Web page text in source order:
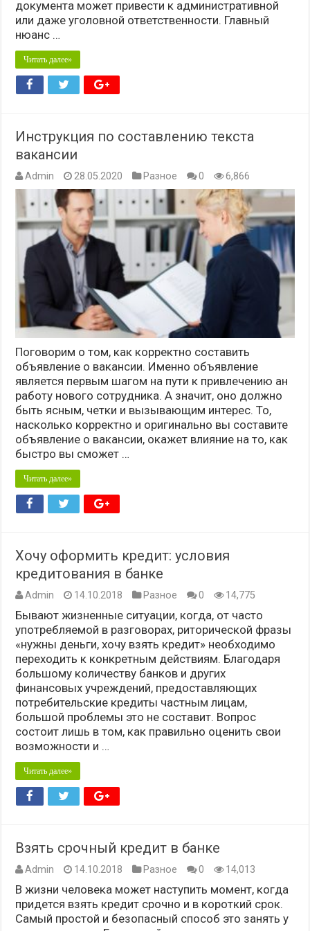
документа может привести к административной
или даже уголовной ответственности. Главный
нюанс …
Читать далее»
Инструкция по составлению текста
вакансии
Admin 28.05.2020 Разное 0 6,866
Поговорим о том, как корректно составить
объявление о вакансии. Именно объявление
является первым шагом на пути к привлечению ан
работу нового сотрудника. А значит, оно должно
быть ясным, четки и вызывающим интерес. То,
насколько корректно и оригинально вы составите
объявление о вакансии, окажет влияние на то, как
быстро вы сможет …
Читать далее»
Хочу оформить кредит: условия
кредитования в банке
Admin 14.10.2018 Разное 0 14,775
Бывают жизненные ситуации, когда, от часто
употребляемой в разговорах, риторической фразы
«нужны деньги, хочу взять кредит» необходимо
переходить к конкретным действиям. Благодаря
большому количеству банков и других
финансовых учреждений, предоставляющих
потребительские кредиты частным лицам,
большой проблемы это не составит. Вопрос
состоит лишь в том, как правильно оценить свои
возможности и …
Читать далее»
Взять срочный кредит в банке
Admin 14.10.2018 Разное 0 14,013
В жизни человека может наступить момент, когда
придется взять кредит срочно и в короткий срок.
Самый простой и безопасный способ это занять у